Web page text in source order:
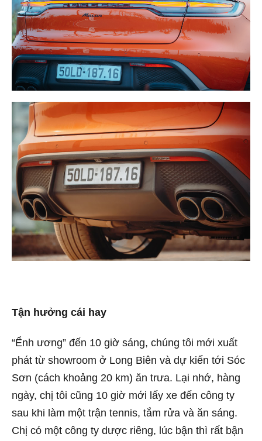
Tận hưởng cái hay
“Ểnh ương” đến 10 giờ sáng, chúng tôi mới xuất
phát từ showroom ở Long Biên và dự kiến tới Sóc
Sơn (cách khoảng 20 km) ăn trưa. Lại nhớ, hàng
ngày, chị tôi cũng 10 giờ mới lấy xe đến công ty
sau khi làm một trận tennis, tắm rửa và ăn sáng.
Chị có một công ty dược riêng, lúc bận thì rất bận